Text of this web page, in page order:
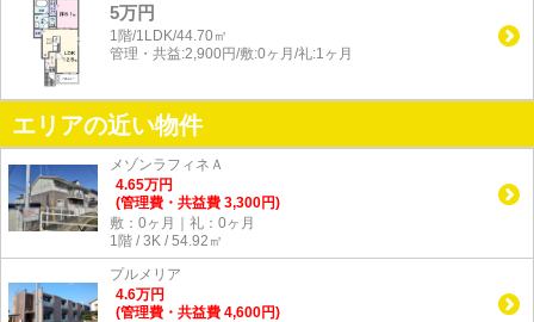
5万円
1階/1LDK/44.70㎡
管理・共益:2,900円/敷:0ヶ月/礼:1ヶ月
エリアの近い物件
メゾンラフィネＡ
4.65万円
(管理費・共益費 3,300円)
敷：0ヶ月｜礼：0ヶ月
1階 / 3K / 54.92㎡
プルメリア
4.6万円
(管理費・共益費 4,600円)